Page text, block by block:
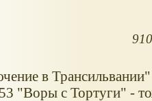
в
"Воры с Тортуги" -